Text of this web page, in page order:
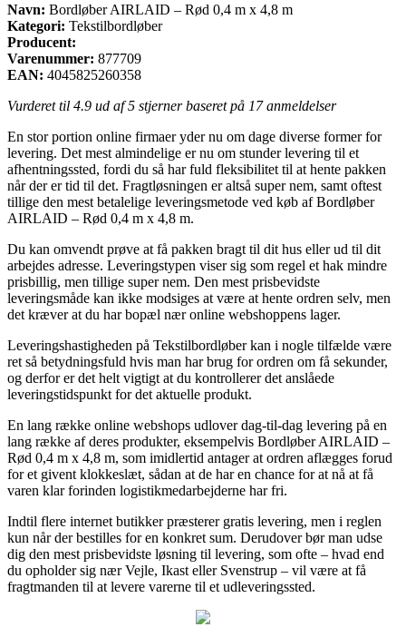
Navn: Bordløber AIRLAID – Rød 0,4 m x 4,8 m
Kategori: Tekstilbordløber
Producent:
Varenummer: 877709
EAN: 4045825260358
Vurderet til 4.9 ud af 5 stjerner baseret på 17anmeldelser
En stor portion online firmaer yder nu om dage diverse former for
levering. Det mest almindelige er nu om stunder levering til et
afhentningssted, fordi du så har fuld fleksibilitet til at hente pakken
når der er tid til det. Fragtløsningen er altså super nem, samt oftest
tillige den mest betalelige leveringsmetode ved køb af Bordløber
AIRLAID – Rød 0,4 m x 4,8 m.
Du kan omvendt prøve at få pakken bragt til dit hus eller ud til dit
arbejdes adresse. Leveringstypen viser sig som regel et hak mindre
prisbillig, men tillige super nem. Den mest prisbevidste
leveringsmåde kan ikke modsiges at være at hente ordren selv, men
det kræver at du har bopæl nær online webshoppens lager.
Leveringshastigheden på Tekstilbordløber kan i nogle tilfælde være
ret så betydningsfuld hvis man har brug for ordren om få sekunder,
og derfor er det helt vigtigt at du kontrollerer det anslåede
leveringstidspunkt for det aktuelle produkt.
En lang række online webshops udlover dag-til-dag levering på en
lang række af deres produkter, eksempelvis Bordløber AIRLAID –
Rød 0,4 m x 4,8 m, som imidlertid antager at ordren aflægges forud
for et givent klokkeslæt, sådan at de har en chance for at nå at få
varen klar forinden logistikmedarbejderne har fri.
Indtil flere internet butikker præsterer gratis levering, men i reglen
kun når der bestilles for en konkret sum. Derudover bør man udse
dig den mest prisbevidste løsning til levering, som ofte – hvad end
du opholder sig nær Vejle, Ikast eller Svenstrup – vil være at få
fragtmanden til at levere varerne til et udleveringssted.